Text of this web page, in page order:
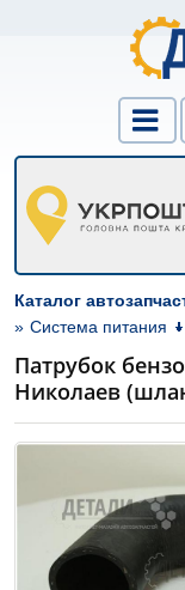
Каталог
» Система питания
Патрубок
Николаев